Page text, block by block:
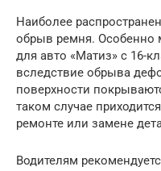
Наиболее
обрыв ремня. Особенно
для авто «Матиз» с 16-
вследствие обрыва
поверхности
таком случае
ремонте или замене
Водителям